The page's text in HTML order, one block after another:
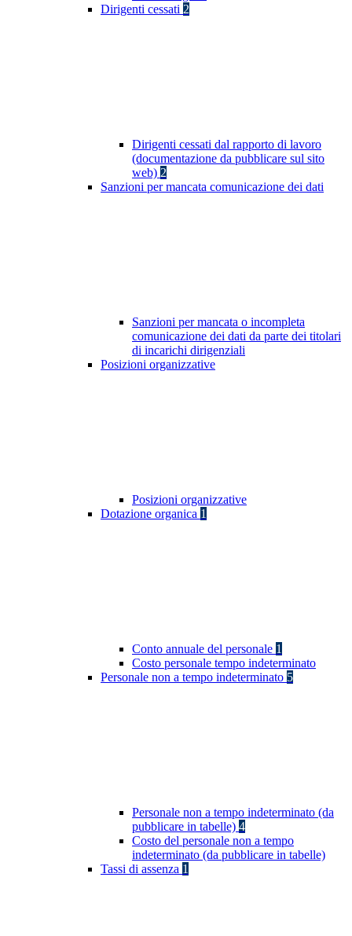
Dirigenti cessati 2
Dirigenti cessati dal rapporto di lavoro
(documentazione da pubblicare sul sito
web) 2
Sanzioni per mancata comunicazione dei dati
Sanzioni per mancata o incompleta
comunicazione dei dati da parte dei titolari
di incarichi dirigenziali
Posizioni organizzative
Posizioni organizzative
Dotazione organica 1
Conto annuale del personale 1
Costo personale tempo indeterminato
Personale non a tempo indeterminato 5
Personale non a tempo indeterminato (da
pubblicare in tabelle) 4
Costo del personale non a tempo
indeterminato (da pubblicare in tabelle)
Tassi di assenza 1